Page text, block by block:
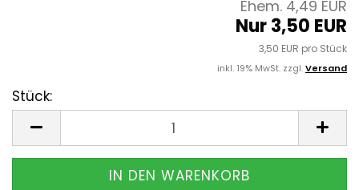
Ehem. 4,49 EUR
Nur 3,50 EUR
3,50 EUR pro Stück
inkl. 19% MwSt. zzgl.Versand
Stück: